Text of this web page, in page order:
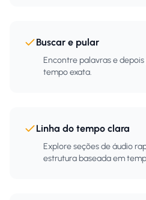
Buscar e pular
Encontre palavras e
tempo exata.
Linha do tempo clara
Explore seções de áudio
estrutura baseada em